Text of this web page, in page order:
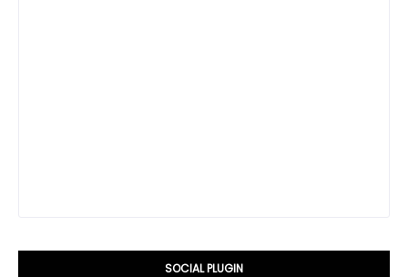
SOCIAL PLUGIN